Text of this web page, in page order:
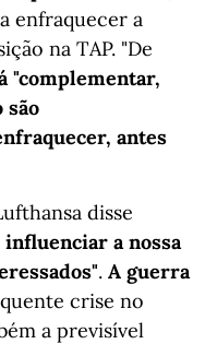
enfraquecer a
na TAP. "De
"complementar,
são
antes
disse
influenciar a nossa
. A guerra
crise no
a previsível